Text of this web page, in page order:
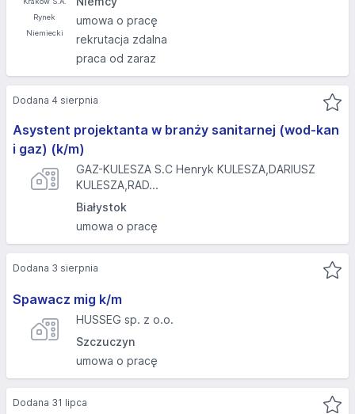
umowa o pracę
rekrutacja zdalna
praca od zaraz
Asystent projektanta w branży sanitarnej (wod-kan
i gaz) (k/m)
GAZ-KULESZA S.C Henryk KULESZA,DARIUSZ
KULESZA,RAD...
Białystok
umowa o pracę
Dodana 4 sierpnia
Spawacz mig k/m
HUSSEG sp. z o.o.
Szczuczyn
umowa o pracę
Dodana 3 sierpnia
Dodana 31 lipca